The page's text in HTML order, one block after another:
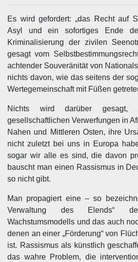
Es wird gefordert: „das Recht auf
Asyl und ein sofortiges Ende
Kriminalisierung der zivilen
gesagt vom
achtender Souveränität von
nichts davon, wie das seitens der
Wertegemeinschaft mit Füßen
Nichts wird darüber gesagt,
gesellschaftlichen Verwerfungen in
Nahen und Mittleren Osten, ihre
nicht zuletzt bei uns in Europa
sogar wir alle es sind, die davon
bauscht man einen Rassismus in
so nicht gibt.
Man propagiert eine – so
Verwaltung des Elends“
Wachstumsmodells und das auch
denen an einer „Förderung“ von
ist. Rassismus als künstlich
das wahre Problem, die